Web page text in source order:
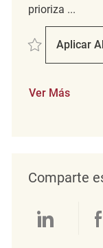
prioriza ...
SalvarAplicar
Ver Más
Comparte